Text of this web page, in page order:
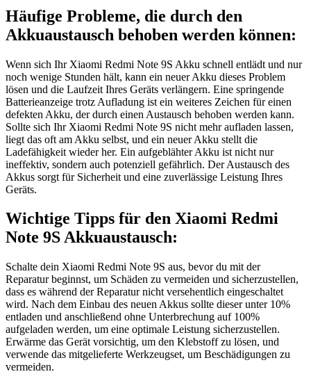
Häufige Probleme, die durch den
Akkuaustausch behoben werden können:
Wenn sich Ihr Xiaomi Redmi Note 9S Akku schnell entlädt und nur
noch wenige Stunden hält, kann ein neuer Akku dieses Problem
lösen und die Laufzeit Ihres Geräts verlängern. Eine springende
Batterieanzeige trotz Aufladung ist ein weiteres Zeichen für einen
defekten Akku, der durch einen Austausch behoben werden kann.
Sollte sich Ihr Xiaomi Redmi Note 9S nicht mehr aufladen lassen,
liegt das oft am Akku selbst, und ein neuer Akku stellt die
Ladefähigkeit wieder her. Ein aufgeblähter Akku ist nicht nur
ineffektiv, sondern auch potenziell gefährlich. Der Austausch des
Akkus sorgt für Sicherheit und eine zuverlässige Leistung Ihres
Geräts.
Wichtige Tipps für den Xiaomi Redmi
Note 9S Akkuaustausch:
Schalte dein Xiaomi Redmi Note 9S aus, bevor du mit der
Reparatur beginnst, um Schäden zu vermeiden und sicherzustellen,
dass es während der Reparatur nicht versehentlich eingeschaltet
wird. Nach dem Einbau des neuen Akkus sollte dieser unter 10%
entladen und anschließend ohne Unterbrechung auf 100%
aufgeladen werden, um eine optimale Leistung sicherzustellen.
Erwärme das Gerät vorsichtig, um den Klebstoff zu lösen, und
verwende das mitgelieferte Werkzeugset, um Beschädigungen zu
vermeiden.